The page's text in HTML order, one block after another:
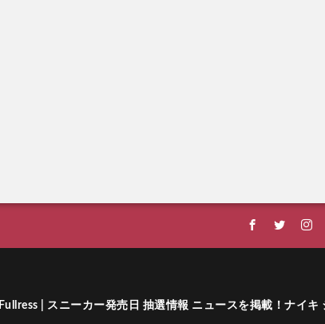
Fullress | スニーカー発売日 抽選情報 ニュースを掲載！ナイ